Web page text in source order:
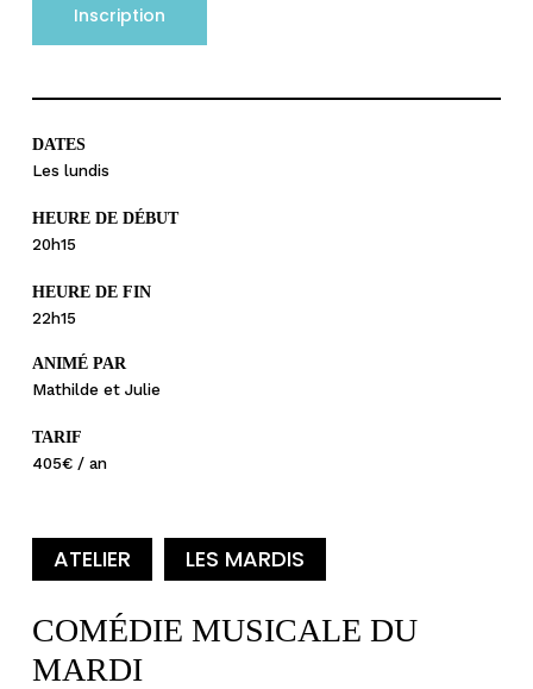
Inscription
DATES
Les lundis
HEURE DE DÉBUT
20h15
HEURE DE FIN
22h15
ANIMÉ PAR
Mathilde et Julie
TARIF
405€ / an
ATELIER LES MARDIS
COMÉDIE MUSICALE DU
MARDI